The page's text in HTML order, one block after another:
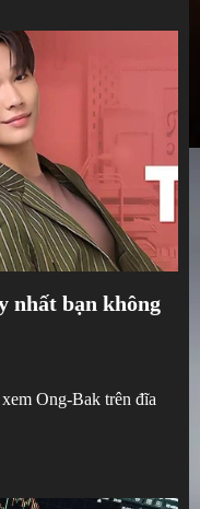
nhất bạn không
Ong-Bak trên đĩa